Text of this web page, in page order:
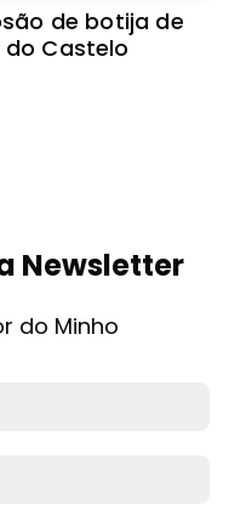
de botija de
do Castelo
Newsletter
do Minho